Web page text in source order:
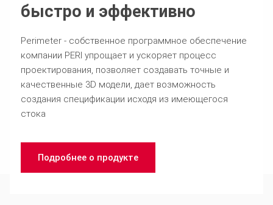
быстро и эффективно
Perimeter - собственное программное обеспечение
компании PERI упрощает и ускоряет процесс
проектирования, позволяет создавать точные и
качественные 3D модели, дает возможность
создания спецификации исходя из имеющегося
стока
Подробнее о продукте